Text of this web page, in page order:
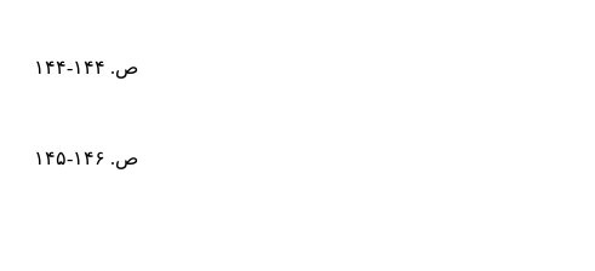
ص. ۱۴۴-۱۴۴
ص. ۱۴۶-۱۴۵